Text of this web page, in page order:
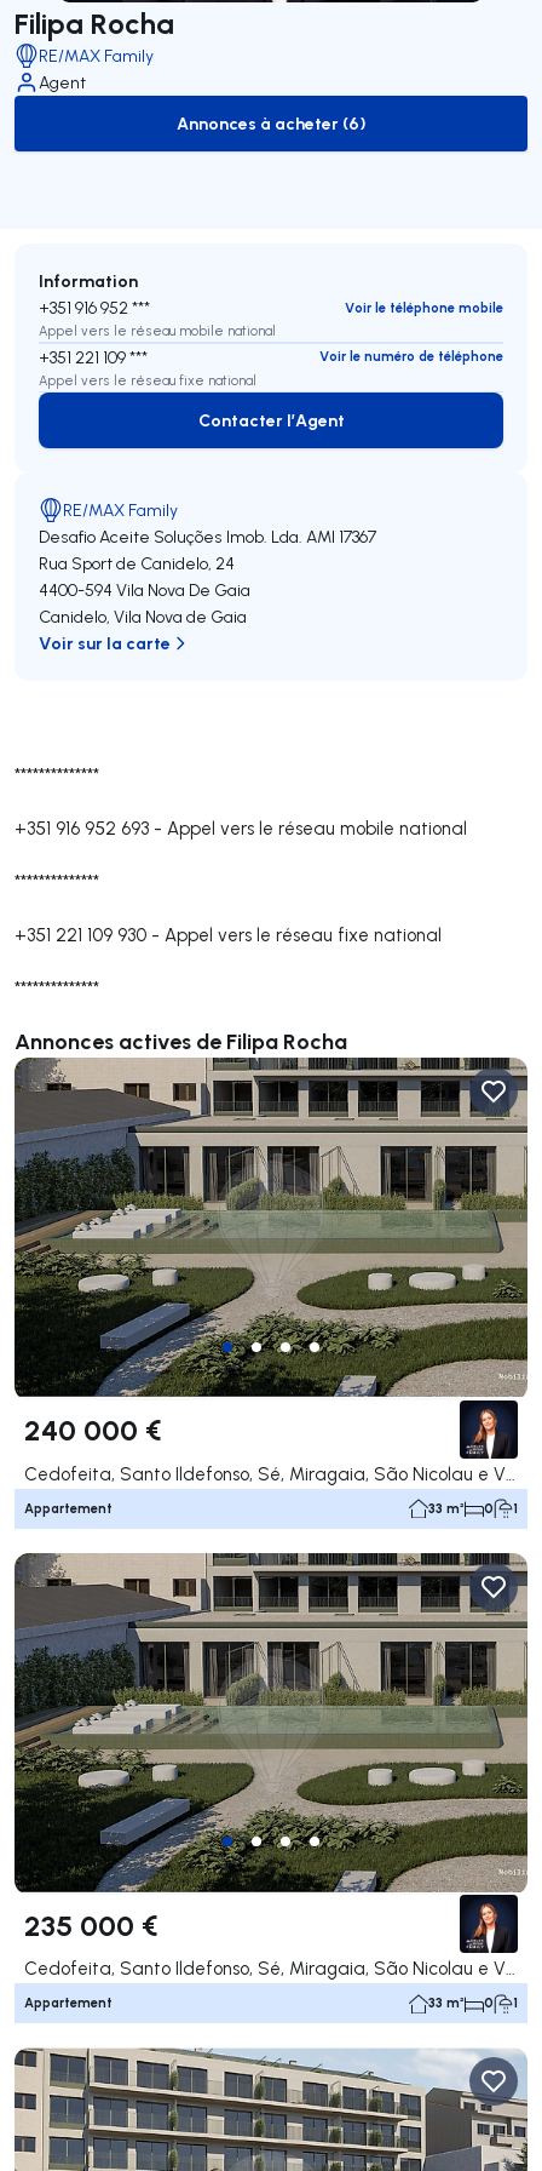
Filipa Rocha
RE/MAX Family
Agent
to-buy-listing
Annonces à acheter (6)
**************
+351 916 952 693 - Appel vers le réseau mobile national
**************
+351 221 109 930 - Appel vers le réseau fixe national
**************
Annonces actives de Filipa Rocha
240 000 €
Appartement 33 m² 0 1
235 000 €
Cedofeita, Santo Ildefonso, Sé, Miragaia, São Nicolau e Vitória, Porto
Appartement 33 m² 0 1
Information
+351 916 952 ***
Voir le téléphone mobile
Appel vers le réseau mobile national
+351 221 109 ***
Voir le numéro de téléphone
Appel vers le réseau fixe national
Contacter l’Agent
Contacter l’Agent
RE/MAX Family
Desafio Aceite Soluções Imob. Lda. AMI 17367
Rua Sport de Canidelo, 24
4400-594 Vila Nova De Gaia
Canidelo, Vila Nova de Gaia
Voir sur la carte